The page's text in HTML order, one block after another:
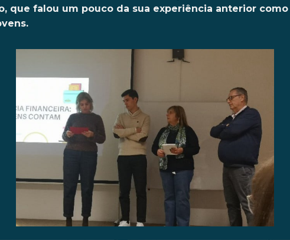
que falou um pouco da sua experiência anterior